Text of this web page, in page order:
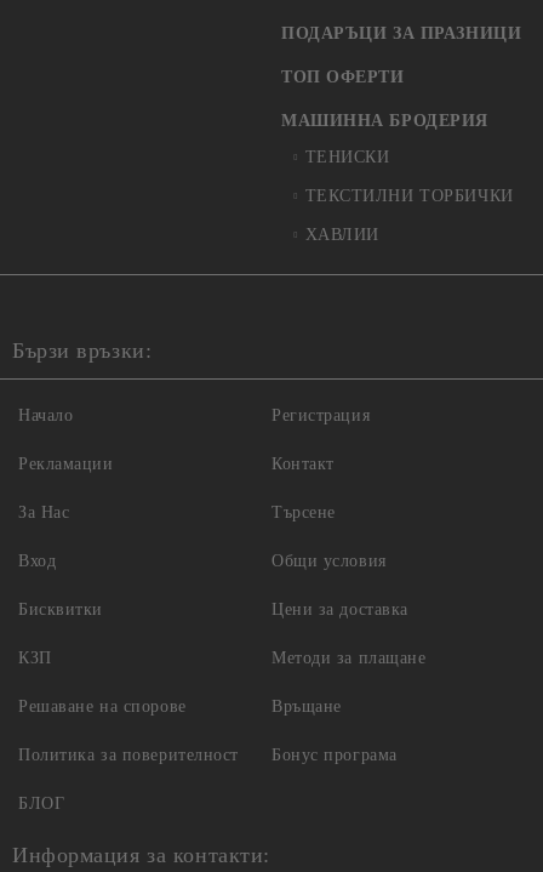
ПОДАРЪЦИ ЗА ПРАЗНИЦИ
ТОП ОФЕРТИ
МАШИННА БРОДЕРИЯ
ТЕНИСКИ
ТЕКСТИЛНИ ТОРБИЧКИ
ХАВЛИИ
Бързи връзки:
Начало
Рекламации
За Нас
Вход
Регистрация
Контакт
Търсене
Общи условия
Бисквитки
КЗП
Решаване на спорове
Политика за поверителност
Цени за доставка
Методи за плащане
Връщане
Бонус програма
БЛОГ
Информация за контакти: